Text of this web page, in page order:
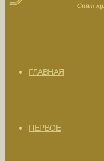
ГЛАВНАЯ
ПЕРВОЕ